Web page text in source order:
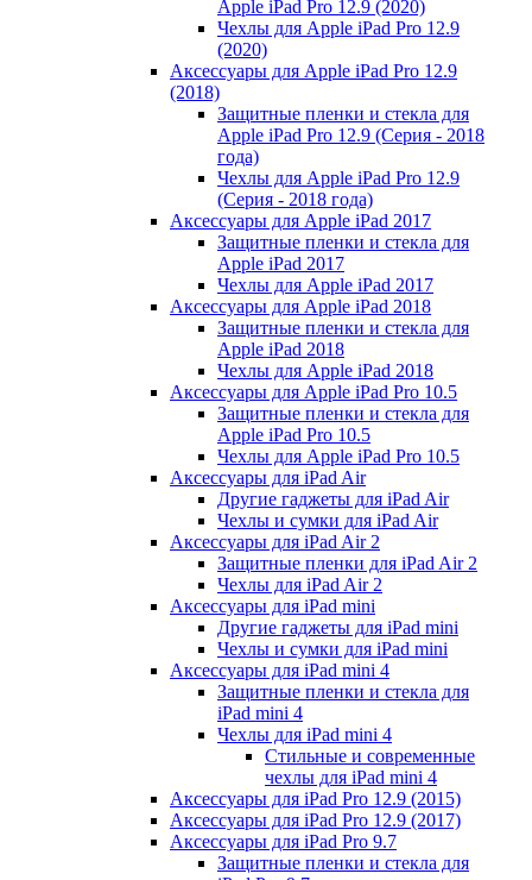
Apple iPad Pro 12.9 (2020)
Чехлы для Apple iPad Pro 12.9
(2020)
Аксессуары для Apple iPad Pro 12.9
(2018)
Защитные пленки и стекла для
Apple iPad Pro 12.9 (Серия - 2018
года)
Чехлы для Apple iPad Pro 12.9
(Серия - 2018 года)
Аксессуары для Apple iPad 2017
Защитные пленки и стекла для
Apple iPad 2017
Чехлы для Apple iPad 2017
Аксессуары для Apple iPad 2018
Защитные пленки и стекла для
Apple iPad 2018
Чехлы для Apple iPad 2018
Аксессуары для Apple iPad Pro 10.5
Защитные пленки и стекла для
Apple iPad Pro 10.5
Чехлы для Apple iPad Pro 10.5
Аксессуары для iPad Air
Другие гаджеты для iPad Air
Чехлы и сумки для iPad Air
Аксессуары для iPad Air 2
Защитные пленки для iPad Air 2
Чехлы для iPad Air 2
Аксессуары для iPad mini
Другие гаджеты для iPad mini
Чехлы и сумки для iPad mini
Аксессуары для iPad mini 4
Защитные пленки и стекла для
iPad mini 4
Чехлы для iPad mini 4
Стильные и современные
чехлы для iPad mini 4
Аксессуары для iPad Pro 12.9 (2015)
Аксессуары для iPad Pro 12.9 (2017)
Аксессуары для iPad Pro 9.7
Защитные пленки и стекла для